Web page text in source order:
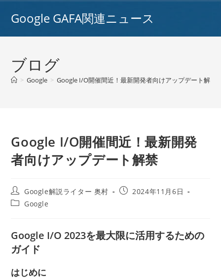
Google GAFA関連ニュース
ブログ
> Google > Google I/O開催間近！最新開発者向けアップデート解禁
Google I/O開催間近！最新開発
者向けアップデート解禁
投
稿
者:
Google解説ライター 奥村
投
2024年11月6日
投
テ
ゴ
リ
Google
Google I/O 2023を最大限に活用するための
ガイド
はじめに